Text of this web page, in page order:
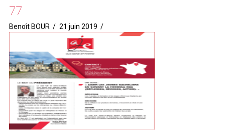
77
Benoît BOUR 21 juin 2019